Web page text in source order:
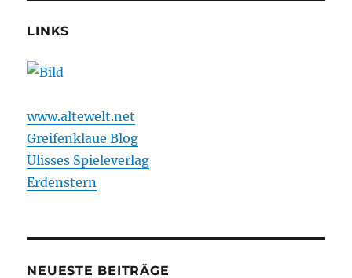
LINKS
www.altewelt.net
Greifenklaue Blog
Ulisses Spieleverlag
Erdenstern
NEUESTE BEITRÄGE